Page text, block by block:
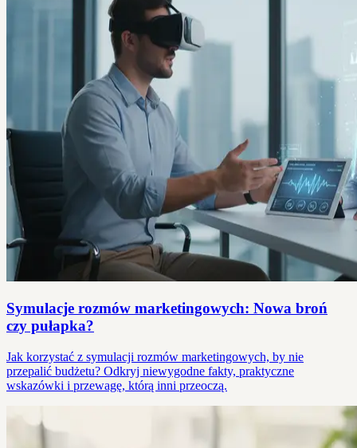
Symulacje rozmów marketingowych: Nowa broń
czy pułapka?
Jak korzystać z symulacji rozmów marketingowych, by nie
przepalić budżetu? Odkryj niewygodne fakty, praktyczne
wskazówki i przewagę, którą inni przeoczą.